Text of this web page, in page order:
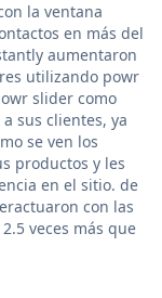
la ventana
en más del
aumentaron
utilizando powr
slider como
sus clientes, ya
se ven los
productos y les
en el sitio. de
con las
veces más que